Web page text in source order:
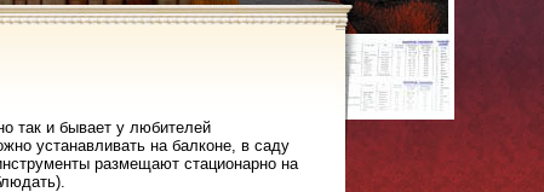
так и бывает у любителей
устанавливать на балконе, в саду
размещают стационарно на